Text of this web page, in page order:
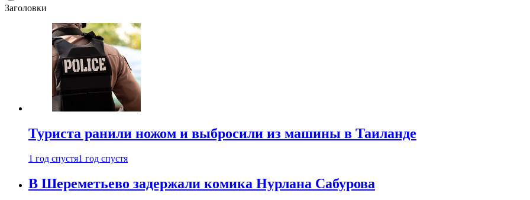
Заголовки
Туриста ранили ножом и выбросили из машины в Таиланде
1 год спустя1 год спустя
В Шереметьево задержали комика Нурлана Сабурова